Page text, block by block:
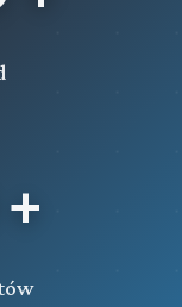
z poddaniem